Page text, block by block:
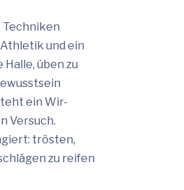
Techniken
und ein
üben zu
ein Wir-
Versuch.
trösten,
zu reifen